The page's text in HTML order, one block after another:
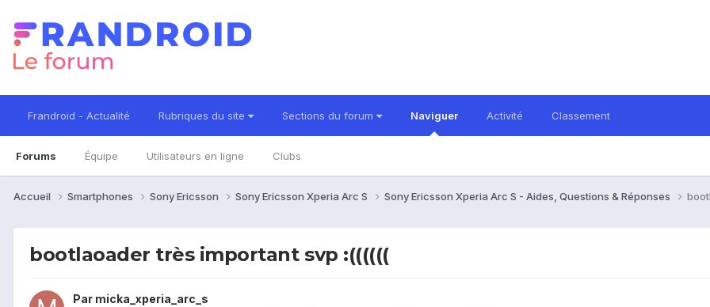
Frandroid - Actualité Rubriques du site Sections du forum Naviguer
Forums Équipe Utilisateurs en ligne Clubs
Activité Classement
Accueil Smartphones Sony Ericsson Sony Ericsson Xperia Arc S Sony Ericsson Xperia Arc S - Aides, Questions & Réponses
bootlaoader très important svp :((((((
Par micka_xperia_arc_s